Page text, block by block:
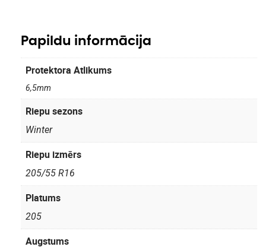
Papildu informācija
Protektora Atlikums
6,5mm
Riepu sezons
Winter
Riepu izmērs
205/55 R16
Platums
205
Augstums